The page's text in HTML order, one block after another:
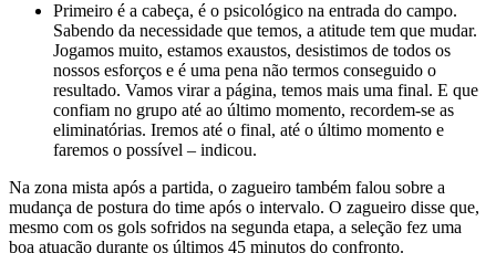
Primeiro é a cabeça, é o psicológico na entrada do campo.
Sabendo da necessidade que temos, a atitude tem que mudar.
Jogamos muito, estamos exaustos, desistimos de todos os
nossos esforços e é uma pena não termos conseguido o
resultado. Vamos virar a página, temos mais uma final. E que
confiam no grupo até ao último momento, recordem-se as
eliminatórias. Iremos até o final, até o último momento e
faremos o possível – indicou.
Na zona mista após a partida, o zagueiro também falou sobre a
mudança de postura do time após o intervalo. O zagueiro disse que,
mesmo com os gols sofridos na segunda etapa, a seleção fez uma
boa atuação durante os últimos 45 minutos do confronto.